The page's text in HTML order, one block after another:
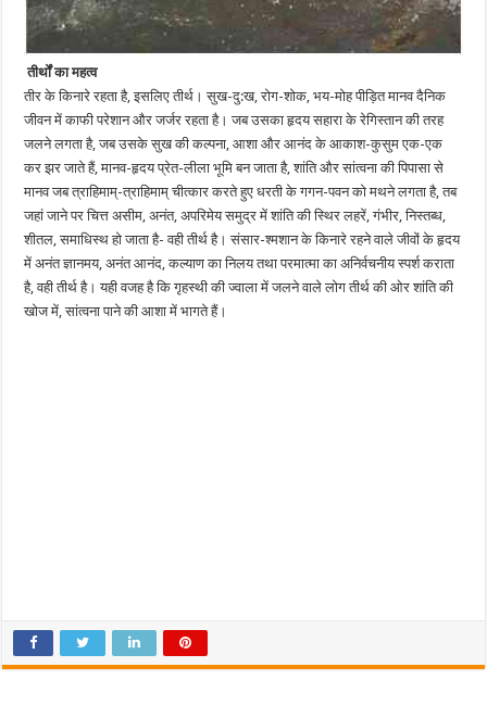
तीर्थों का महत्व
तीर के किनारे रहता है, इसलिए तीर्थ। सुख-दु:ख, रोग-शोक, भय-मोह पीड़ित मानव दैनिक
जीवन में काफी परेशान और जर्जर रहता है। जब उसका हृदय सहारा के रेगिस्तान की तरह
जलने लगता है, जब उसके सुख की कल्पना, आशा और आनंद के आकाश-कुसुम एक-एक
कर झर जाते हैं, मानव-हृदय प्रेत-लीला भूमि बन जाता है, शांति और सांत्वना की पिपासा से
मानव जब त्राहिमाम्-त्राहिमाम् चीत्कार करते हुए धरती के गगन-पवन को मथने लगता है, तब
जहां जाने पर चित्त असीम, अनंत, अपरिमेय समुद्र में शांति की स्थिर लहरें, गंभीर, निस्तब्ध,
शीतल, समाधिस्थ हो जाता है- वही तीर्थ है। संसार-श्मशान के किनारे रहने वाले जीवों के हृदय
में अनंत ज्ञानमय, अनंत आनंद, कल्याण का निलय तथा परमात्मा का अनिर्वचनीय स्पर्श कराता
है, वही तीर्थ है। यही वजह है कि गृहस्थी की ज्वाला में जलने वाले लोग तीर्थ की ओर शांति की
खोज में, सांत्वना पाने की आशा में भागते हैं।